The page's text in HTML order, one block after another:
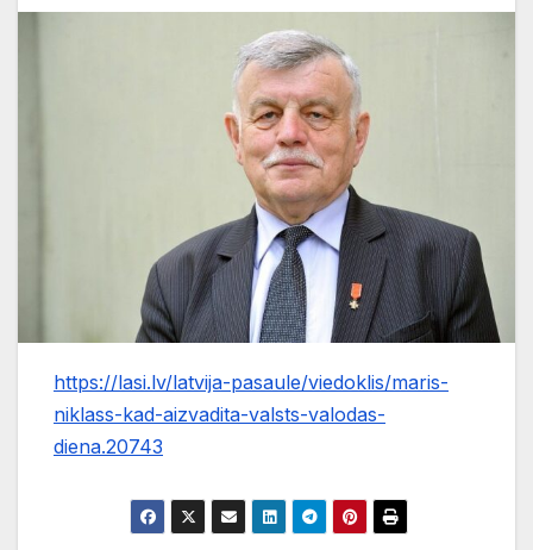
https://lasi.lv/latvija-pasaule/viedoklis/maris-
niklass-kad-aizvadita-valsts-valodas-
diena.20743